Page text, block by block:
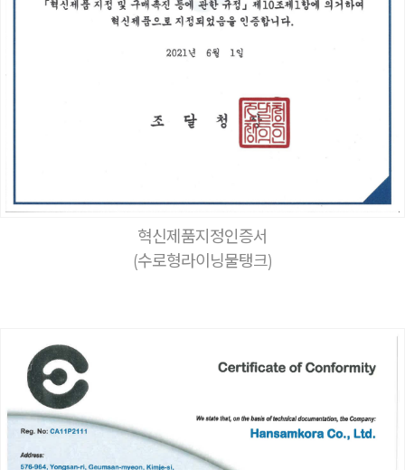
혁신제품지정인증서
(수로형라이닝물탱크)